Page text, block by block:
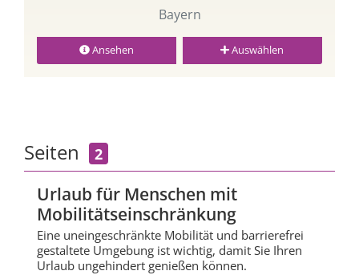
Bayern
Ansehen Auswählen
Seiten 2
Urlaub für Menschen mit
Mobilitätseinschränkung
Eine uneingeschränkte Mobilität und barrierefrei
gestaltete Umgebung ist wichtig, damit Sie Ihren
Urlaub ungehindert genießen können.